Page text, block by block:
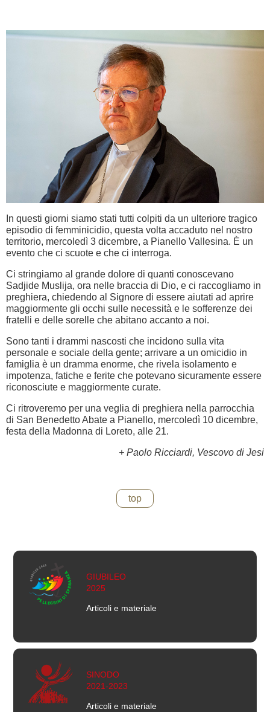
In questi giorni siamo stati tutti colpiti da un ulteriore tragico
episodio di femminicidio, questa volta accaduto nel nostro
territorio, mercoledì 3 dicembre, a Pianello Vallesina. È un
evento che ci scuote e che ci interroga.
Ci stringiamo al grande dolore di quanti conoscevano
Sadjide Muslija, ora nelle braccia di Dio, e ci raccogliamo in
preghiera, chiedendo al Signore di essere aiutati ad aprire
maggiormente gli occhi sulle necessità e le sofferenze dei
fratelli e delle sorelle che abitano accanto a noi.
Sono tanti i drammi nascosti che incidono sulla vita
personale e sociale della gente; arrivare a un omicidio in
famiglia è un dramma enorme, che rivela isolamento e
impotenza, fatiche e ferite che potevano sicuramente essere
riconosciute e maggiormente curate.
Ci ritroveremo per una veglia di preghiera nella parrocchia
di San Benedetto Abate a Pianello, mercoledì 10 dicembre,
festa della Madonna di Loreto, alle 21.
+ Paolo Ricciardi, Vescovo di Jesi
top
GIUBILEO
2025
Articoli e materiale
SINODO
2021-2023
Articoli e materiale